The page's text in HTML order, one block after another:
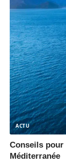
ACTU
Conseils
Méditerranée